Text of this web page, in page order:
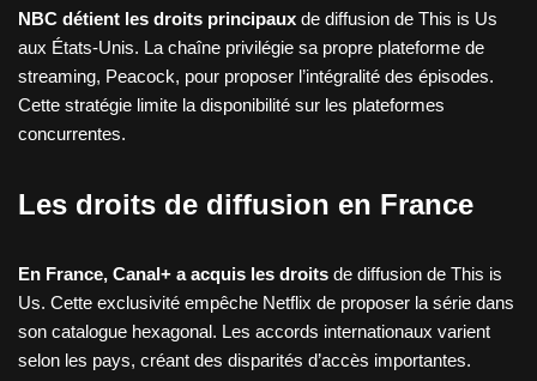
NBC détient les droits principaux de diffusion de This is Us
aux États-Unis. La chaîne privilégie sa propre plateforme de
streaming, Peacock, pour proposer l’intégralité des épisodes.
Cette stratégie limite la disponibilité sur les plateformes
concurrentes.
Les droits de diffusion en France
En France, Canal+ a acquis les droits de diffusion de This is
Us. Cette exclusivité empêche Netflix de proposer la série dans
son catalogue hexagonal. Les accords internationaux varient
selon les pays, créant des disparités d’accès importantes.